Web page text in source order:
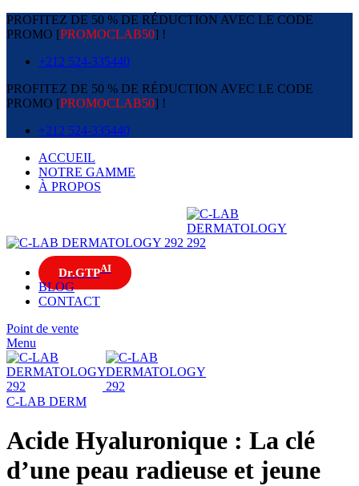
PROFITEZ DE 50 % DE RÉDUCTION AVEC LE CODE
PROMO [PROMOCLAB50] !
+212 524-335440
PROFITEZ DE 50 % DE RÉDUCTION AVEC LE CODE
PROMO [PROMOCLAB50] !
+212 524-335440
ACCUEIL
NOTRE GAMME
À PROPOS
Dr.GTPAI
BLOG
CONTACT
Point de vente
Menu
C-LAB DERM
Acide Hyaluronique : La clé
d’une peau radieuse et jeune